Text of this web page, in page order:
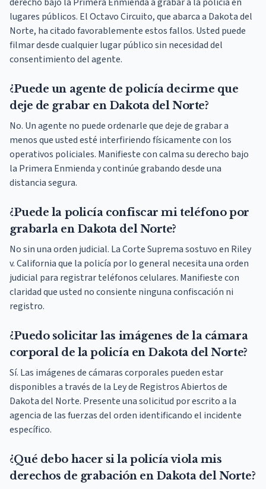
lugares públicos. El Octavo Circuito, que abarca a Dakota del
Norte, ha citado favorablemente estos fallos. Usted puede
filmar desde cualquier lugar público sin necesidad del
consentimiento del agente.
¿Puede un agente de policía decirme que
deje de grabar en Dakota del Norte?
No. Un agente no puede ordenarle que deje de grabar a
menos que usted esté interfiriendo físicamente con los
operativos policiales. Manifieste con calma su derecho bajo
la Primera Enmienda y continúe grabando desde una
distancia segura.
¿Puede la policía confiscar mi teléfono por
grabarla en Dakota del Norte?
No sin una orden judicial. La Corte Suprema sostuvo en Riley
v. California que la policía por lo general necesita una orden
judicial para registrar teléfonos celulares. Manifieste con
claridad que usted no consiente ninguna confiscación ni
registro.
¿Puedo solicitar las imágenes de la cámara
corporal de la policía en Dakota del Norte?
Sí. Las imágenes de cámaras corporales pueden estar
disponibles a través de la Ley de Registros Abiertos de
Dakota del Norte. Presente una solicitud por escrito a la
agencia de las fuerzas del orden identificando el incidente
específico.
¿Qué debo hacer si la policía viola mis
derechos de grabación en Dakota del Norte?